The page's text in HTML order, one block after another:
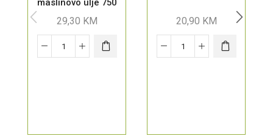
maslinovo ulje 750
29,30 KM 20,90 KM